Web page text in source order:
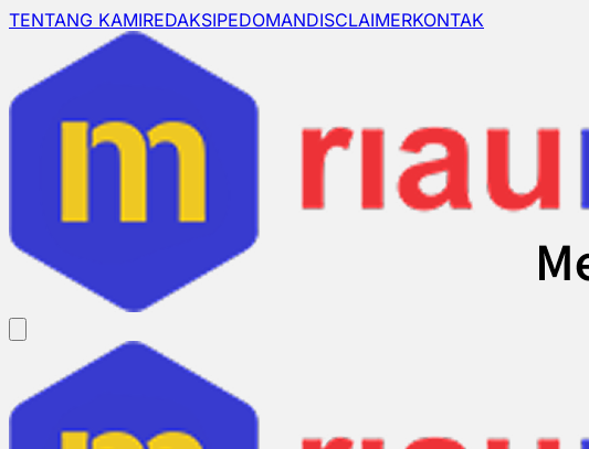
TENTANG KAMIREDAKSIPEDOMANDISCLAIMERKONTAK